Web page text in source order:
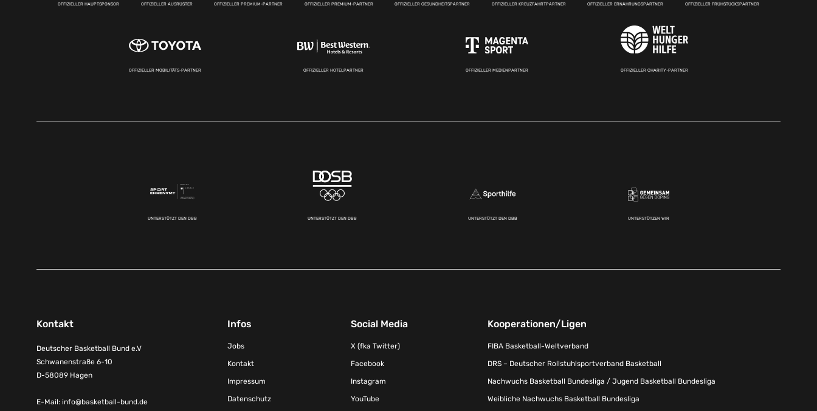
OFFIZIELLER HAUPTSPONSOR OFFIZIELLER AUSRÜSTER OFFIZIELLER PREMIUM-PARTNER OFFIZIELLER PREMIUM-PARTNER OFFIZIELLER GESUNDHEITSPARTNER OFFIZIELLER KREUZFAHRTPARTNER OFFIZIELLER ERNÄHRUNGSPARTNER OFFIZIELLER FRÜHSTÜCKSPARTNER
OFFIZIELLER MOBILITÄTS-PARTNER OFFIZIELLER HOTELPARTNER OFFIZIELLER MEDIENPARTNER OFFIZIELLER CHARITY-PARTNER
UNTERSTÜTZT DEN DBB UNTERSTÜTZT DEN DBB UNTERSTÜTZT DEN DBB UNTERSTÜTZEN WIR
Kontakt
Deutscher Basketball Bund e.V
Schwanenstraße 6-10
D-58089 Hagen
E-Mail: info@basketball-bund.de
Infos
Jobs
Kontakt
Impressum
Datenschutz
Social Media
X (fka Twitter)
Facebook
Instagram
YouTube
Kooperationen/Ligen
FIBA Basketball-Weltverband
DRS – Deutscher Rollstuhlsportverband Basketball
Nachwuchs Basketball Bundesliga / Jugend Basketball Bundesliga
Weibliche Nachwuchs Basketball Bundesliga